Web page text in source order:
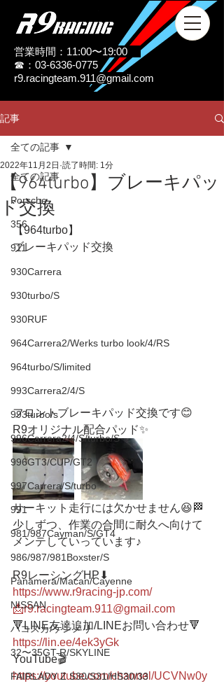
営業時間：11:00〜19:00
☎：03-6336-0775
r9.racingteam.911@gmail.com
記事
全ての記事
Porsche
356
911
930Carrera
930turbo/S
930RUF
964Carrera2/Werks turbo look/4/RS
964turbo/S/limited
993Carrera2/4/S
993turbo/s
996Carrera2/4/S/turbo/S
996GT3/CUP/GT2
997Carrera/S/turbo
991
981/987Cayman/S/GT4
986/987/981Boxster/S
Panamera/Macan/Cayenne
NISSAN
ハコスカ/ケンメリ
32〜35GT-R/SKYLINE
FAIRLADY Z S30/S31/HS30/33
全ての記事
【964turbo】ブレーキパッ
ド交換
2022年11月2日 読了時間: 1分
【964turbo】
ブレーキパッド交換
フロントブレーキパッド交換です😊
R9オリジナル配合パッド✨
サーキット走行には欠かせません😆🏁
少しずつ、作業の合間に耐久へ向けて
メンテしていっています♪
R9レーシングHP⬇︎
https://www.r9racing-jp.com/
📩r9.racingteam.911@gmail.com
🔻LINE友達追加/LINEお問い合わせ🔻
https://lin.ee/4ek3yGk
YouTube🎬
https://youtube.com/channel/UCVNw0y